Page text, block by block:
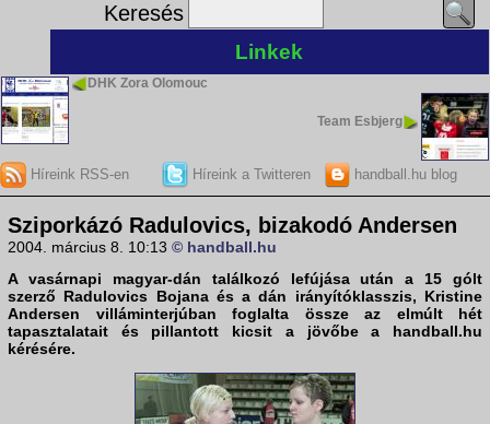
Keresés
Linkek
DHK Zora Olomouc
Team Esbjerg
Híreink RSS-en Híreink a Twitteren handball.hu blog
Sziporkázó Radulovics, bizakodó Andersen
2004. március 8. 10:13 © handball.hu
A vasárnapi magyar-dán találkozó lefújása után a 15 gólt
szerző Radulovics Bojana és a dán irányítóklasszis, Kristine
Andersen villáminterjúban foglalta össze az elmúlt hét
tapasztalatait és pillantott kicsit a jövőbe a handball.hu
kérésére.